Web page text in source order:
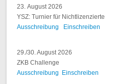
23. August 2026
YSZ: Turnier für Nichtlizenzierte
Ausschreibung
Einschreiben
29./30. August 2026
ZKB Challenge
Ausschreibung
Einschreiben